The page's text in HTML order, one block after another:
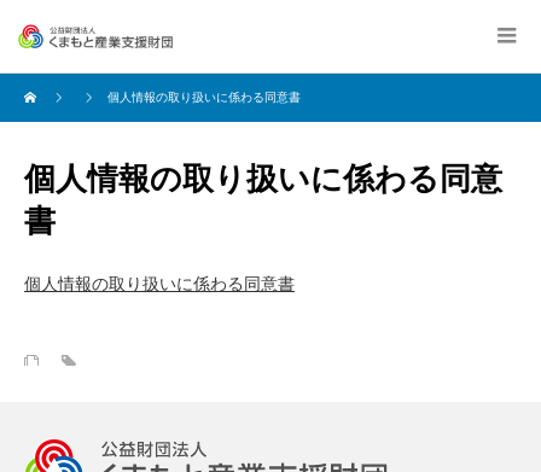
個人情報の取り扱いに係わる同意書
個人情報の取り扱いに係わる同意
書
個人情報の取り扱いに係わる同意書